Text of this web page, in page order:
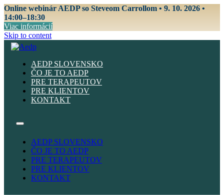
Online webinár AEDP so Steveom Carrollom • 9. 10. 2026 •
14:00–18:30
Viac informácií
Skip to content
AEDP SLOVENSKO
ČO JE TO AEDP
PRE TERAPEUTOV
PRE KLIENTOV
KONTAKT
AEDP SLOVENSKO
ČO JE TO AEDP
PRE TERAPEUTOV
PRE KLIENTOV
KONTAKT